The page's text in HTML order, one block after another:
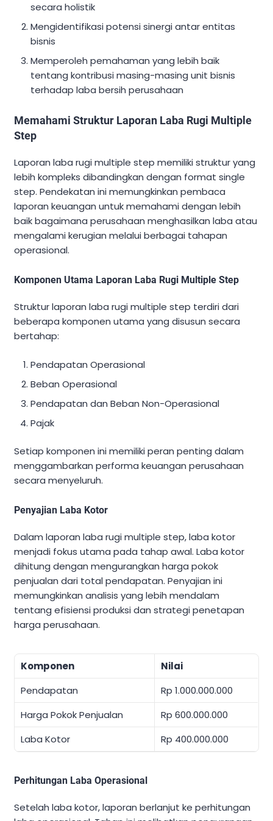
secara holistik
Mengidentifikasi potensi sinergi antar entitas
bisnis
Memperoleh pemahaman yang lebih baik
tentang kontribusi masing-masing unit bisnis
terhadap laba bersih perusahaan
Memahami Struktur Laporan Laba Rugi Multiple
Step
Laporan laba rugi multiple step memiliki struktur yang
lebih kompleks dibandingkan dengan format single
step. Pendekatan ini memungkinkan pembaca
laporan keuangan untuk memahami dengan lebih
baik bagaimana perusahaan menghasilkan laba atau
mengalami kerugian melalui berbagai tahapan
operasional.
Komponen Utama Laporan Laba Rugi Multiple Step
Struktur laporan laba rugi multiple step terdiri dari
beberapa komponen utama yang disusun secara
bertahap:
Pendapatan Operasional
Beban Operasional
Pendapatan dan Beban Non-Operasional
Pajak
Setiap komponen ini memiliki peran penting dalam
menggambarkan performa keuangan perusahaan
secara menyeluruh.
Penyajian Laba Kotor
Dalam laporan laba rugi multiple step, laba kotor
menjadi fokus utama pada tahap awal. Laba kotor
dihitung dengan mengurangkan harga pokok
penjualan dari total pendapatan. Penyajian ini
memungkinkan analisis yang lebih mendalam
tentang efisiensi produksi dan strategi penetapan
harga perusahaan.
Komponen
Nilai
Pendapatan
Rp 1.000.000.000
Harga Pokok Penjualan
Rp 600.000.000
Laba Kotor
Rp 400.000.000
Perhitungan Laba Operasional
Setelah laba kotor, laporan berlanjut ke perhitungan